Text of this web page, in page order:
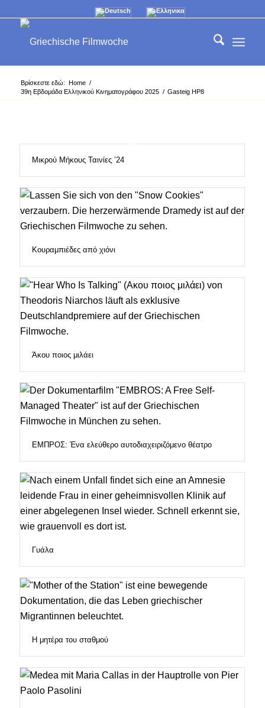
Βρίσκεστε εδώ: Home /
39η Εβδομάδα Ελληνικού Κινηματογράφου 2025 / Gasteig HP8
Μικρού Μήκους Ταινίες ’24
Κουραμπιέδες από χιόνι
Άκου ποιος μιλάει
ΕΜΠΡΟΣ: Ένα ελεύθερο αυτοδιαχειριζόμενο θέατρο
Γυάλα
Η μητέρα του σταθμού